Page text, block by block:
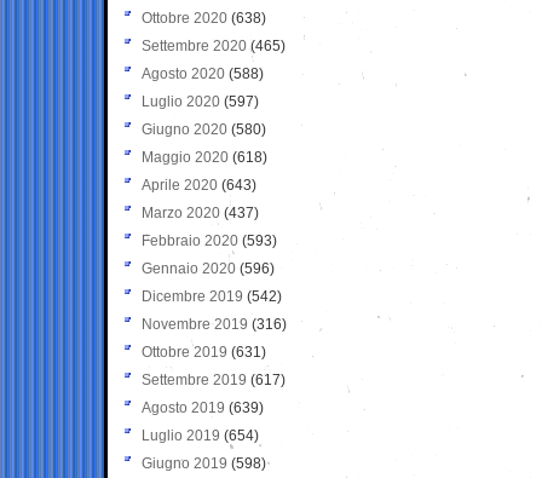
Ottobre 2020 (638)
Settembre 2020(465)
Agosto 2020 (588)
Luglio 2020 (597)
Giugno 2020 (580)
Maggio 2020 (618)
Aprile 2020 (643)
Marzo 2020 (437)
Febbraio 2020 (593)
Gennaio 2020 (596)
Dicembre 2019 (542)
Novembre 2019 (316)
Ottobre 2019 (631)
Settembre 2019 (617)
Agosto 2019 (639)
Luglio 2019 (654)
Giugno 2019 (598)